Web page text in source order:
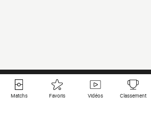
Matchs Favoris Vidéos Classement